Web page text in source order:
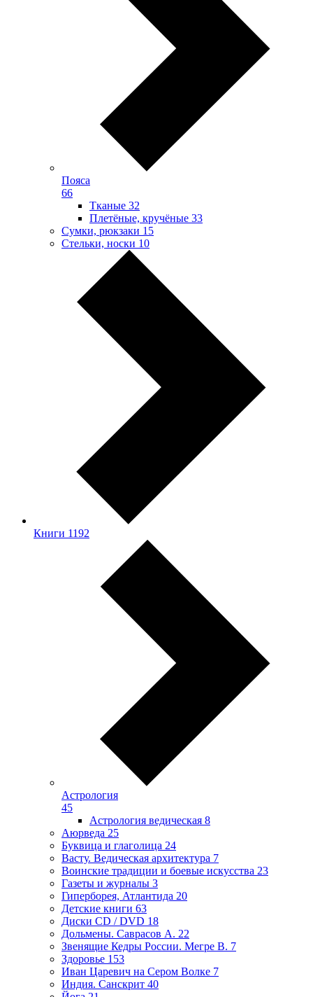
Пояса
66
Тканые 32
Плетёные, кручёные 33
Сумки, рюкзаки 15
Стельки, носки 10
Книги 1192
Астрология
45
Астрология ведическая 8
Аюрведа 25
Буквица и глаголица 24
Васту. Ведическая архитектура 7
Воинские традиции и боевые искусства 23
Газеты и журналы 3
Гиперборея, Атлантида 20
Детские книги 63
Диски CD / DVD 18
Дольмены. Саврасов А. 22
Звенящие Кедры России. Мегре В. 7
Здоровье 153
Иван Царевич на Сером Волке 7
Индия. Санскрит 40